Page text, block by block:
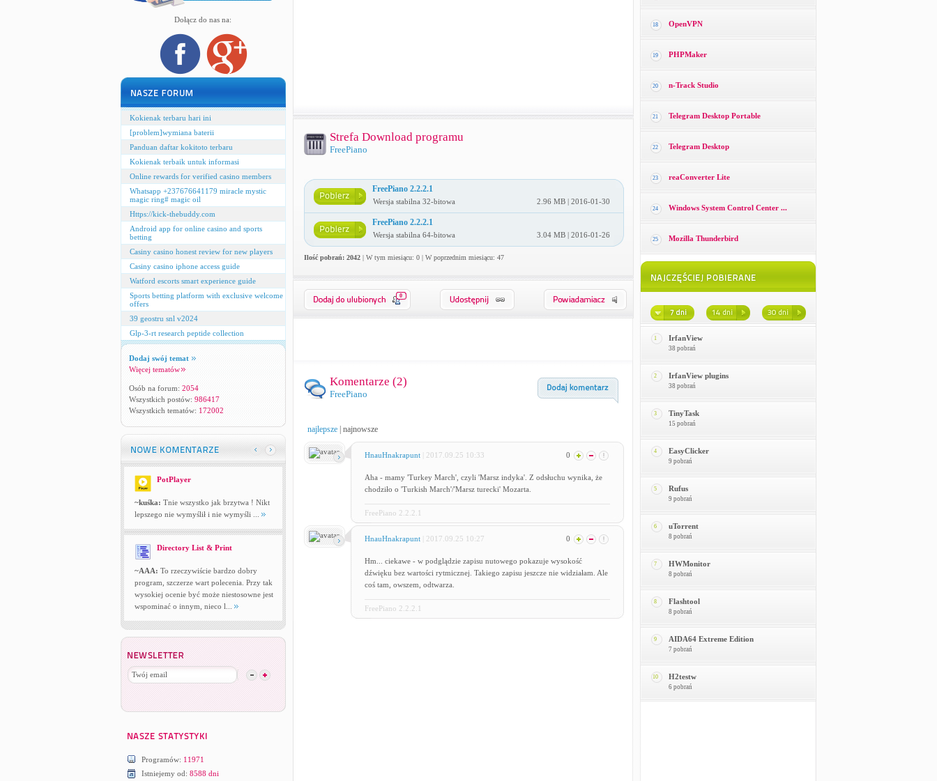
Dołącz do nas na:
Kokienak terbaru hari ini
[problem]wymiana baterii
Panduan daftar kokitoto terbaru
Kokienak terbaik untuk informasi
Online rewards for verified casino members
Whatsapp +237676641179 miracle mystic
magic ring# magic oil
Https://kick-thebuddy.com
Android app for online casino and sports
betting
Casiny casino honest review for new players
Casiny casino iphone access guide
Watford escorts smart experience guide
Sports betting platform with exclusive welcome
offers
39 geostru snl v2024
Glp-3-rt research peptide collection
Dodaj swój temat
Więcej tematów
Osób na forum: 2054
Wszystkich postów: 986417
Wszystkich tematów: 172002
PotPlayer
~kuśka: Tnie wszystko jak brzytwa ! Nikt
lepszego nie wymyślił i nie wymyśli ...
Directory List & Print
~AAA: To rzeczywiście bardzo dobry
program, szczerze wart polecenia. Przy tak
wysokiej ocenie być może niestosowne jest
wspominać o innym, nieco l...
Programów: 11971
Istniejemy od: 8588 dni
Strefa Download programu
FreePiano
FreePiano 2.2.2.1
Wersja stabilna 32-bitowa 2.96 MB | 2016-01-30
FreePiano 2.2.2.1
Wersja stabilna 64-bitowa 3.04 MB | 2016-01-26
Ilość pobrań: 2042| W tym miesiącu: 0 | W poprzednim miesiącu: 47
0
Komentarze (2)
FreePiano
najlepsze| najnowsze
HnauHnakrapunt | 2017.09.25 10:33 0
Aha - mamy 'Turkey March', czyli 'Marsz indyka'. Z odsłuchu wynika, że
chodziło o 'Turkish March'/'Marsz turecki' Mozarta.
FreePiano 2.2.2.1
HnauHnakrapunt | 2017.09.25 10:27 0
Hm... ciekawe - w podglądzie zapisu nutowego pokazuje wysokość
dźwięku bez wartości rytmicznej. Takiego zapisu jeszcze nie widziałam. Ale
coś tam, owszem, odtwarza.
FreePiano 2.2.2.1
18 OpenVPN
19 PHPMaker
20 n-Track Studio
21 Telegram Desktop Portable
22 Telegram Desktop
23 reaConverter Lite
24 Windows System Control Center ...
25 Mozilla Thunderbird
1 IrfanView
38 pobrań
2 IrfanView plugins
38 pobrań
3 TinyTask
15 pobrań
4 EasyClicker
9 pobrań
5 Rufus
9 pobrań
6 uTorrent
8 pobrań
7 HWMonitor
8 pobrań
8 Flashtool
8 pobrań
9 AIDA64 Extreme Edition
7 pobrań
10 H2testw
6 pobrań